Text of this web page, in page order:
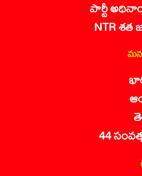
పార్టీ
NTR
44